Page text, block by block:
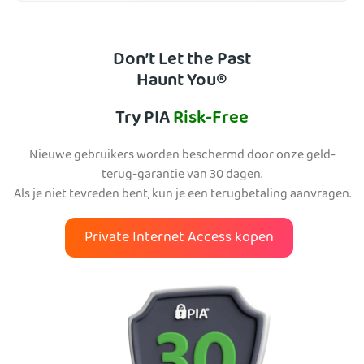
Don’t Let the Past
Haunt You®
Try PIARisk-Free
Nieuwe gebruikers worden beschermd door onze geld-
terug-garantie van 30 dagen.
Als je niet tevreden bent, kun je een terugbetaling aanvragen.
Private Internet Access kopen